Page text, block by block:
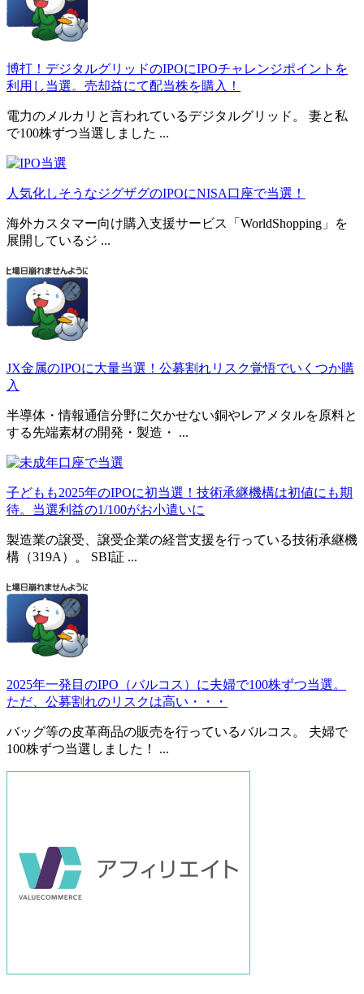
博打！デジタルグリッドのIPOにIPOチャレンジポイントを
利用し当選。売却益にて配当株を購入！
電力のメルカリと言われているデジタルグリッド。 妻と私
で100株ずつ当選しました ...
人気化しそうなジグザグのIPOにNISA口座で当選！
海外カスタマー向け購入支援サービス「WorldShopping」を
展開しているジ ...
JX金属のIPOに大量当選！公募割れリスク覚悟でいくつか購
入
半導体・情報通信分野に欠かせない銅やレアメタルを原料と
する先端素材の開発・製造・ ...
子どもも2025年のIPOに初当選！技術承継機構は初値にも期
待。当選利益の1/100がお小遣いに
製造業の譲受、譲受企業の経営支援を行っている技術承継機
構（319A）。 SBI証 ...
2025年一発目のIPO（バルコス）に夫婦で100株ずつ当選。
ただ、公募割れのリスクは高い・・・
バッグ等の皮革商品の販売を行っているバルコス。 夫婦で
100株ずつ当選しました！ ...